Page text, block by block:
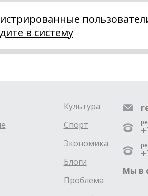
в систему
Культура
Спорт
Экономика
Блоги
Проблема
Мы в